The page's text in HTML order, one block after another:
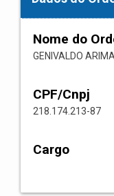
Nome do
GENIVALDO
CPF/Cnpj
218.174.213-87
Cargo